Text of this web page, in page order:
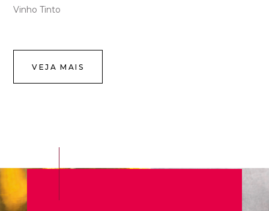
Vinho Tinto
VEJA MAIS